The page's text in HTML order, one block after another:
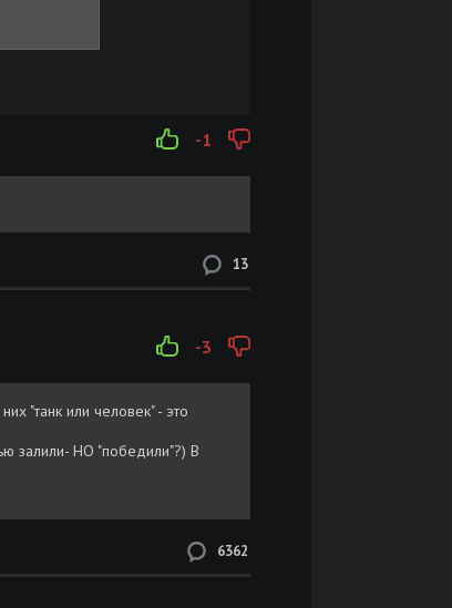
-1
13
-3
"танк или человек" - это
залили- НО "победили"?) В
6362